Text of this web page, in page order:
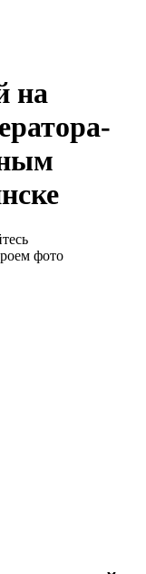
на
фото